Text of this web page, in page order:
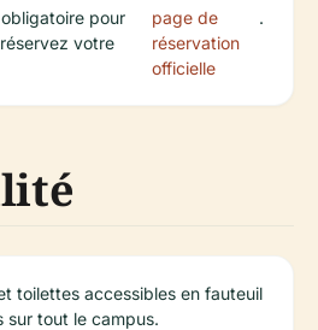
pour
votre
page de
réservation
officielle
.
toilettes accessibles en fauteuil
sur tout le campus.